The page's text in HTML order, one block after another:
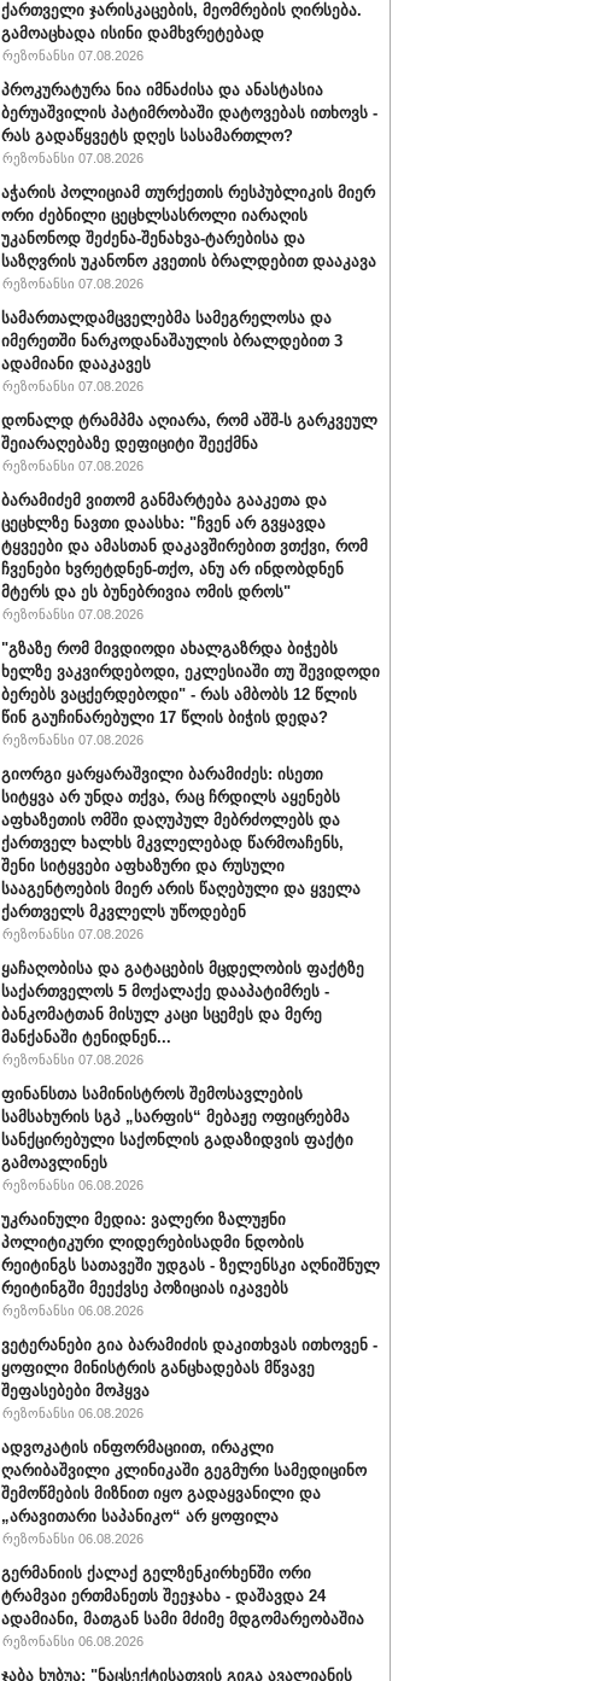
ქართველი ჯარისკაცების, მეომრების ღირსება.
გამოაცხადა ისინი დამხვრეტებად
რეზონანსი 07.08.2026
პროკურატურა ნია იმნაძისა და ანასტასია
ბერუაშვილის პატიმრობაში დატოვებას ითხოვს -
რას გადაწყვეტს დღეს სასამართლო?
რეზონანსი 07.08.2026
აჭარის პოლიციამ თურქეთის რესპუბლიკის მიერ
ორი ძებნილი ცეცხლსასროლი იარაღის
უკანონოდ შეძენა-შენახვა-ტარებისა და
საზღვრის უკანონო კვეთის ბრალდებით დააკავა
რეზონანსი 07.08.2026
სამართალდამცველებმა სამეგრელოსა და
იმერეთში ნარკოდანაშაულის ბრალდებით 3
ადამიანი დააკავეს
რეზონანსი 07.08.2026
დონალდ ტრამპმა აღიარა, რომ აშშ-ს გარკვეულ
შეიარაღებაზე დეფიციტი შეექმნა
რეზონანსი 07.08.2026
ბარამიძემ ვითომ განმარტება გააკეთა და
ცეცხლზე ნავთი დაასხა: "ჩვენ არ გვყავდა
ტყვეები და ამასთან დაკავშირებით ვთქვი, რომ
ჩვენები ხვრეტდნენ-თქო, ანუ არ ინდობდნენ
მტერს და ეს ბუნებრივია ომის დროს"
რეზონანსი 07.08.2026
"გზაზე რომ მივდიოდი ახალგაზრდა ბიჭებს
ხელზე ვაკვირდებოდი, ეკლესიაში თუ შევიდოდი
ბერებს ვაცქერდებოდი" - რას ამბობს 12 წლის
წინ გაუჩინარებული 17 წლის ბიჭის დედა?
რეზონანსი 07.08.2026
გიორგი ყარყარაშვილი ბარამიძეს: ისეთი
სიტყვა არ უნდა თქვა, რაც ჩრდილს აყენებს
აფხაზეთის ომში დაღუპულ მებრძოლებს და
ქართველ ხალხს მკვლელებად წარმოაჩენს,
შენი სიტყვები აფხაზური და რუსული
სააგენტოების მიერ არის წაღებული და ყველა
ქართველს მკვლელს უწოდებენ
რეზონანსი 07.08.2026
ყაჩაღობისა და გატაცების მცდელობის ფაქტზე
საქართველოს 5 მოქალაქე დააპატიმრეს -
ბანკომატთან მისულ კაცი სცემეს და მერე
მანქანაში ტენიდნენ...
რეზონანსი 07.08.2026
ფინანსთა სამინისტროს შემოსავლების
სამსახურის სგპ „სარფის“ მებაჟე ოფიცრებმა
სანქცირებული საქონლის გადაზიდვის ფაქტი
გამოავლინეს
რეზონანსი 06.08.2026
უკრაინული მედია: ვალერი ზალუჟნი
პოლიტიკური ლიდერებისადმი ნდობის
რეიტინგს სათავეში უდგას - ზელენსკი აღნიშნულ
რეიტინგში მეექვსე პოზიციას იკავებს
რეზონანსი 06.08.2026
ვეტერანები გია ბარამიძის დაკითხვას ითხოვენ -
ყოფილი მინისტრის განცხადებას მწვავე
შეფასებები მოჰყვა
რეზონანსი 06.08.2026
ადვოკატის ინფორმაციით, ირაკლი
ღარიბაშვილი კლინიკაში გეგმური სამედიცინო
შემოწმების მიზნით იყო გადაყვანილი და
„არავითარი საპანიკო“ არ ყოფილა
რეზონანსი 06.08.2026
გერმანიის ქალაქ გელზენკირხენში ორი
ტრამვაი ერთმანეთს შეეჯახა - დაშავდა 24
ადამიანი, მათგან სამი მძიმე მდგომარეობაშია
რეზონანსი 06.08.2026
ჯაბა ხუბუა: "ნაცსექტისათვის გიგა ავალიანის